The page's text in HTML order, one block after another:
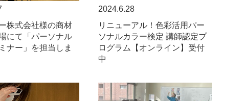
株式会社様の商材
にて「パーソナル
ナー」を担当しま
2024.6.28
リニューアル！色彩活用パー
ソナルカラー検定 講師認定プ
ログラム【オンライン】受付
中